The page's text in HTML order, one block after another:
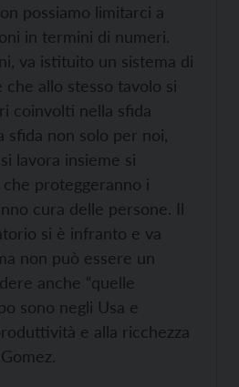
possiamo limitarci a
in termini di numeri.
va istituito un sistema di
che allo stesso tavolo si
coinvolti nella sfida
sfida non solo per noi,
lavora insieme si
proteggeranno i
cura delle persone. Il
si è infranto e va
non può essere un
anche “quelle
sono negli Usa e
e alla ricchezza